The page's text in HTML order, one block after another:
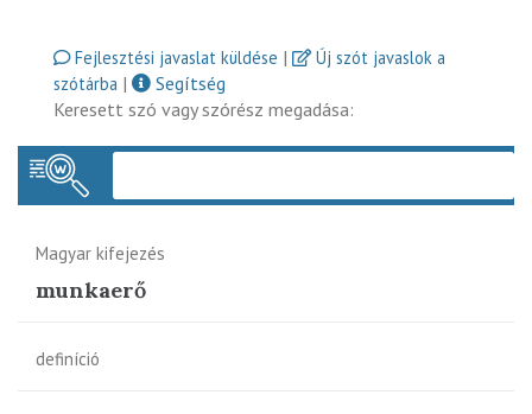
Fejlesztési javaslat küldése |
Új szót javaslok a
szótárba |
Segítség
Keresett szó vagy szórész megadása:
Magyar kifejezés
munkaerő
definíció